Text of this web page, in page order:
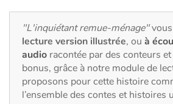
Autour du monde
Apprentissage
"L'inquiétant remue-ménage"
lecture version illustrée, ou à
audio racontée par des conteurs
bonus, grâce à notre module de
proposons pour cette histoire
l’ensemble des contes et histoires